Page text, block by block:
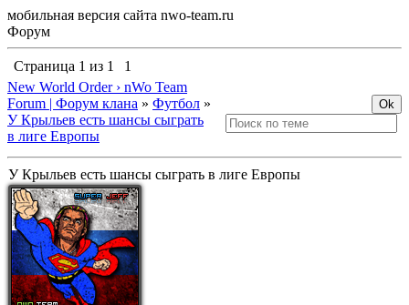
мобильная версия сайта nwo-team.ru
Форум
Страница 1 из 1
1
New World Order › nWo Team
Forum | Форум клана » Футбол »
У Крыльев есть шансы сыграть
в лиге Европы
У Крыльев есть шансы сыграть в лиге Европы